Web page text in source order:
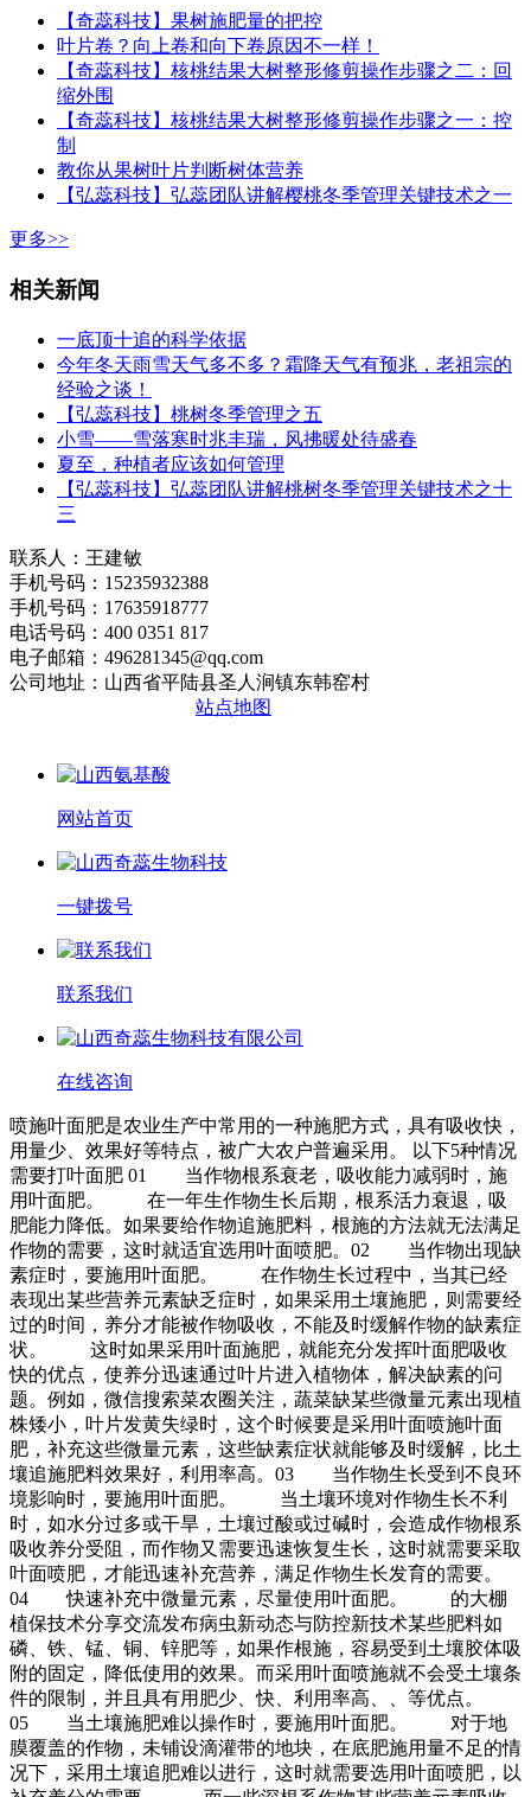
【奇蕊科技】果树施肥量的把控
叶片卷？向上卷和向下卷原因不一样！
【奇蕊科技】核桃结果大树整形修剪操作步骤之二：回
缩外围
【奇蕊科技】核桃结果大树整形修剪操作步骤之一：控
制
教你从果树叶片判断树体营养
【弘蕊科技】弘蕊团队讲解樱桃冬季管理关键技术之一
更多>>
相关新闻
一底顶十追的科学依据
今年冬天雨雪天气多不多？霜降天气有预兆，老祖宗的
经验之谈！
【弘蕊科技】桃树冬季管理之五
小雪——雪落寒时兆丰瑞，风拂暖处待盛春
夏至，种植者应该如何管理
【弘蕊科技】弘蕊团队讲解桃树冬季管理关键技术之十
三
联系人：王建敏
手机号码：15235932388
手机号码：17635918777
电话号码：400 0351 817
电子邮箱：496281345@qq.com
公司地址：山西省平陆县圣人涧镇东韩窑村
站点地图
网站首页
一键拨号
联系我们
在线咨询
喷施叶面肥是农业生产中常用的一种施肥方式，具有吸收快，
用量少、效果好等特点，被广大农户普遍采用。 以下5种情况
需要打叶面肥 01 当作物根系衰老，吸收能力减弱时，施
用叶面肥。 在一年生作物生长后期，根系活力衰退，吸
肥能力降低。如果要给作物追施肥料，根施的方法就无法满足
作物的需要，这时就适宜选用叶面喷肥。02 当作物出现缺
素症时，要施用叶面肥。 在作物生长过程中，当其已经
表现出某些营养元素缺乏症时，如果采用土壤施肥，则需要经
过的时间，养分才能被作物吸收，不能及时缓解作物的缺素症
状。 这时如果采用叶面施肥，就能充分发挥叶面肥吸收
快的优点，使养分迅速通过叶片进入植物体，解决缺素的问
题。例如，微信搜索菜农圈关注，蔬菜缺某些微量元素出现植
株矮小，叶片发黄失绿时，这个时候要是采用叶面喷施叶面
肥，补充这些微量元素，这些缺素症状就能够及时缓解，比土
壤追施肥料效果好，利用率高。03 当作物生长受到不良环
境影响时，要施用叶面肥。 当土壤环境对作物生长不利
时，如水分过多或干旱，土壤过酸或过碱时，会造成作物根系
吸收养分受阻，而作物又需要迅速恢复生长，这时就需要采取
叶面喷肥，才能迅速补充营养，满足作物生长发育的需要。
04 快速补充中微量元素，尽量使用叶面肥。 的大棚
植保技术分享交流发布病虫新动态与防控新技术某些肥料如
磷、铁、锰、铜、锌肥等，如果作根施，容易受到土壤胶体吸
附的固定，降低使用的效果。而采用叶面喷施就不会受土壤条
件的限制，并且具有用肥少、快、利用率高、、等优点。
05 当土壤施肥难以操作时，要施用叶面肥。 对于地
膜覆盖的作物，未铺设滴灌带的地块，在底肥施用量不足的情
况下，采用土壤追肥难以进行，这时就需要选用叶面喷肥，以